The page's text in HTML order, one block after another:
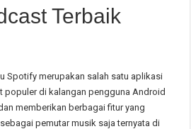
Terbaik
Spotify merupakan salah satu aplikasi
populer di kalangan pengguna Android
memberikan berbagai fitur yang
pemutar musik saja ternyata di